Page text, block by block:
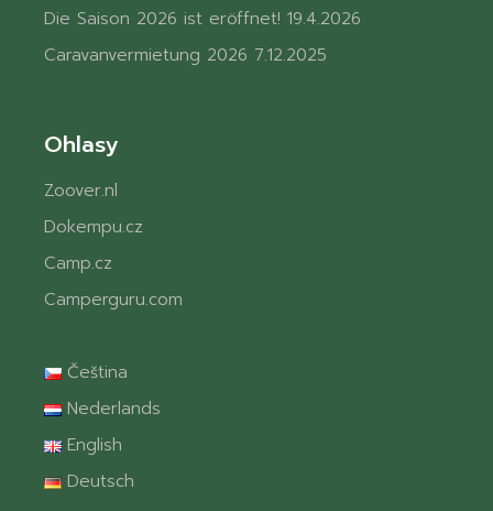
Die Saison 2026 ist eröffnet! 19.4.2026
Caravanvermietung 2026 7.12.2025
Ohlasy
Zoover.nl
Dokempu.cz
Camp.cz
Camperguru.com
Čeština
Nederlands
English
Deutsch